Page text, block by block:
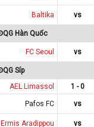
Baltika vs
Hàn Quốc
FC Seoul vs
Síp
AEL Limassol 1 - 0
Pafos FC vs
Ermis Aradippou vs